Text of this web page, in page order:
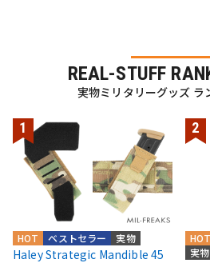
REAL-STUFF
実物ミリタリーグッズ ラ
実物
ベストセラー
HOT
Haley Strategic Mandible 45
実物
HOT